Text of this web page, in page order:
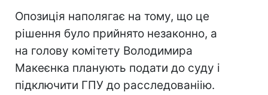
Опозиція наполягає на тому, що це
рішення було прийнято незаконно, а
на голову комітету Володимира
Макеєнка планують подати до суду і
підключити ГПУ до расследованіію.